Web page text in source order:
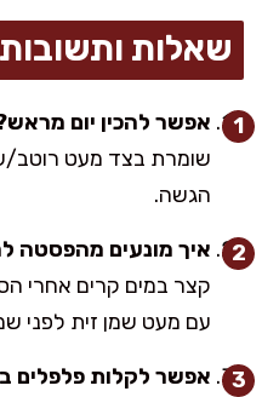
שאלות ותשובות
אפשר להכין יום
שומרת בצד מעט רוטב/
הגשה.
איך מונעים מהפסטה
קצר במים קרים אחרי
עם מעט שמן זית לפני
אפשר לקלות פלפלים